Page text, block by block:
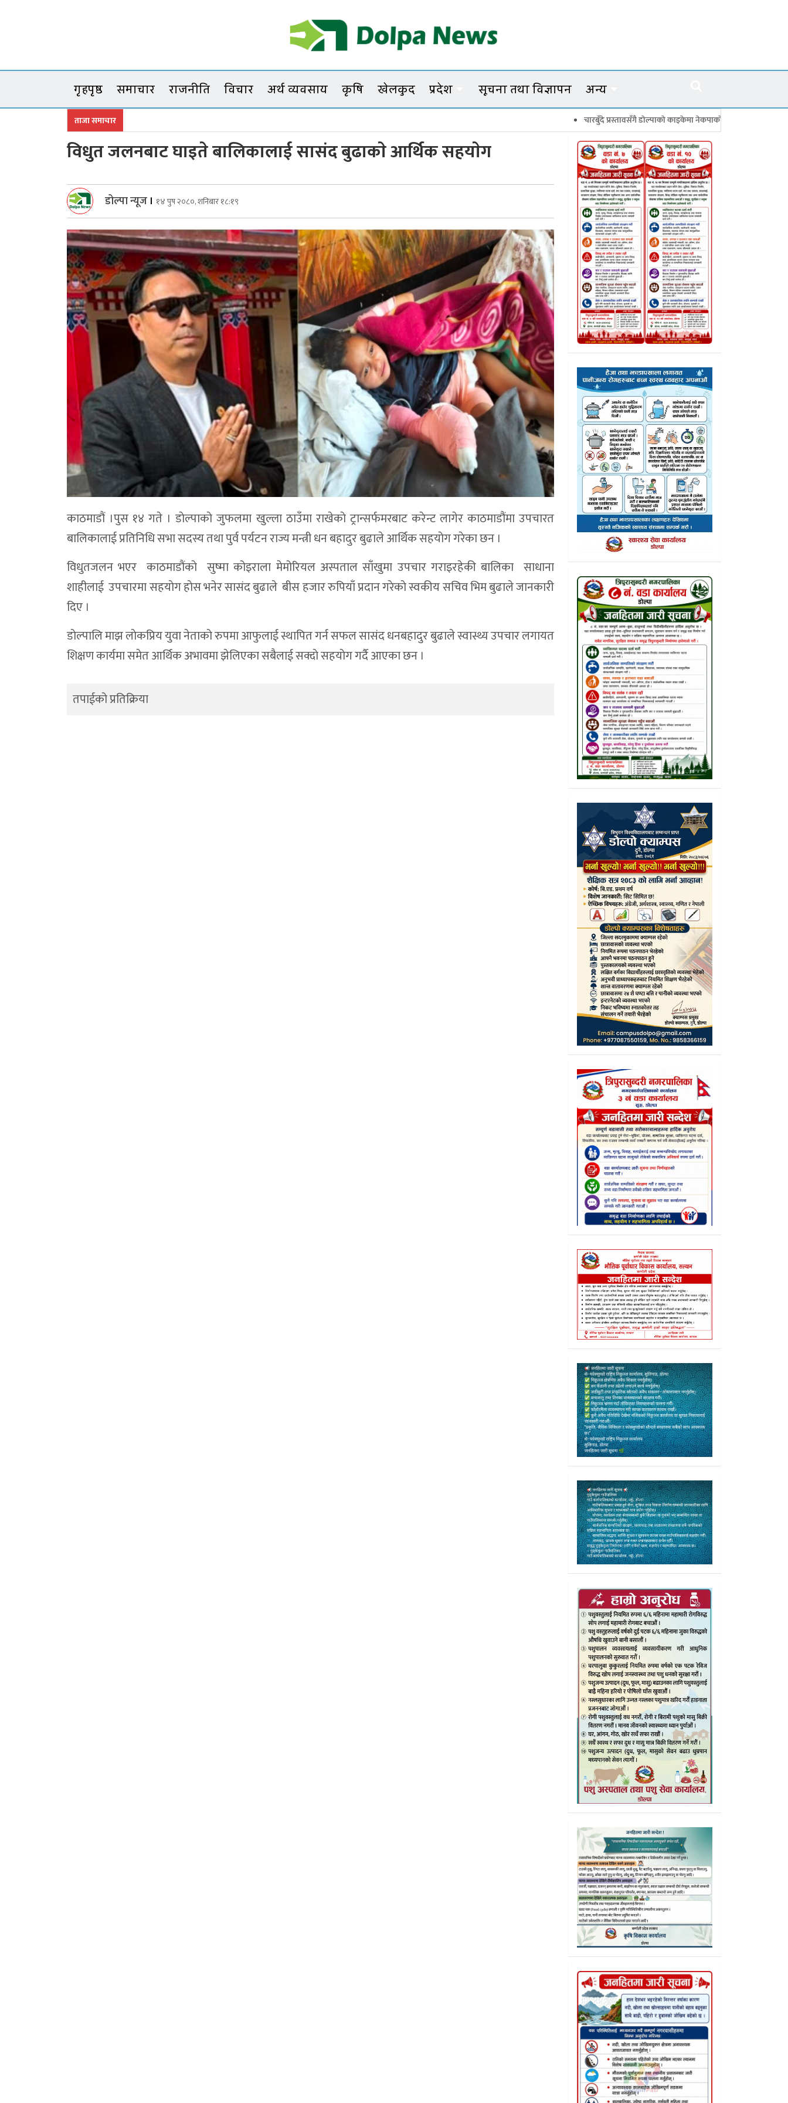
Dolpanews
गृहपृष्ठ समाचार राजनीति विचार अर्थ व्यवसाय कृषि खेलकुद प्रदेश सूचना तथा विज्ञापन अन्य
ताजा समाचार चारबुँदे प्रस्तावसँगै डाेल्पाकाे काइकेमा नेकपाकाे ९९ सदस्यीय गाउँ समिति गठन
विधुत जलनबाट घाइते बालिकालाई सासंद बुढाकाे आर्थिक सहयाेग
डोल्पा न्यूज । १४ पुष २०८०, शनिबार १८:१९
काठमाडौं ।पुस १४ गते । डाेल्पाकाे जुफलमा खुल्ला ठाउँमा राखेकाे ट्रान्सर्फमरबाट करेन्ट लागेर काठमाडौंमा उपचारत
बालिकालाई प्रतिनिधि सभा सदस्य तथा पुर्व पर्यटन राज्य मन्त्री धन बहादुर बुढाले आर्थिक सहयाेग गरेका छन ।
विधुतजलन भएर काठमाडौंकाे सुष्मा कोइराला मेमोरियल अस्पताल साँखुमा उपचार गराइरहेकी बालिका साधाना
शाहीलाई उपचारमा सहयाेग हाेस भनेर सासंद बुढाले बीस हजार रुपियाँ प्रदान गरेकाे स्वकीय सचिव भिम बुढाले जानकारी
दिए ।
डाेल्पालि माझ लाेकप्रिय युवा नेताकाे रुपमा आफुलाई स्थापित गर्न सफल सासंद धनबहादुर बुढाले स्वास्थ्य उपचार लगायत
शिक्षण कार्यमा समेत आर्थिक अभावमा झेलिएका सबैलाई सक्दाे सहयाेग गर्दै आएका छन ।
तपाईको प्रतिक्रिया